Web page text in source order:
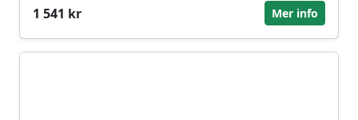
1 541 kr
Mer info